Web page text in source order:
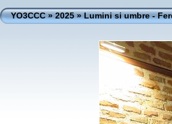
YO3CCC»2025»Lumini si umbre -